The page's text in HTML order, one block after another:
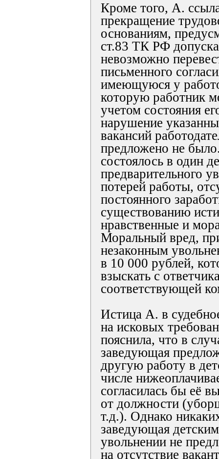
Кроме того, А.
прекращение
основаниям,
ст.83 ТК РФ
невозможно
письменного
имеющуюся у
которую работник
учетом состояния
нарушение
вакансий
предложено не
состоялось в один
предварительного
потерей работы,
постоянного
существованию
нравственные и
Моральный вред,
незаконным
в 10 000 рублей,
взыскать с
соответствующей
Истица А. в
на исковых
пояснила, что в
заведующая
другую работу в
числе
согласилась бы её
от должности
т.д.). Однако
заведующая
увольнении не
на отсутствие